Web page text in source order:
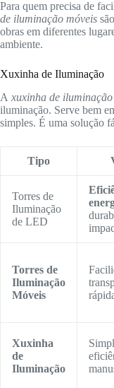
Para quem precisa de
de iluminação móveis
obras em diferentes
ambiente.
Xuxinha de Iluminação
A xuxinha de iluminação
iluminação. Serve bem
simples. É uma solução
Tipo
Torres de
Iluminação
de LED
Torres de
Iluminação
Móveis
Xuxinha
de
Iluminação